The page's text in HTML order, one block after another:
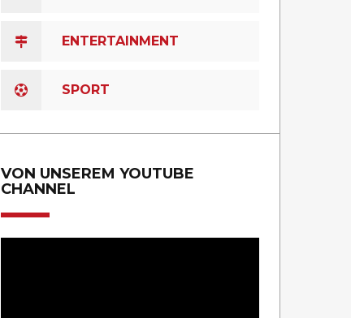
ENTERTAINMENT
SPORT
VON UNSEREM YOUTUBE
CHANNEL